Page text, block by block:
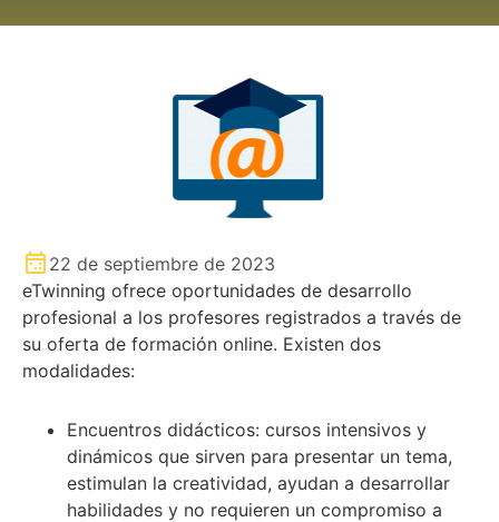
22 de septiembre de 2023
eTwinning ofrece oportunidades de desarrollo
profesional a los profesores registrados a través de
su oferta de formación online. Existen dos
modalidades:
Encuentros didácticos: cursos intensivos y
dinámicos que sirven para presentar un tema,
estimulan la creatividad, ayudan a desarrollar
habilidades y no requieren un compromiso a